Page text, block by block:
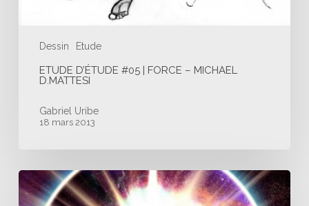
Dessin Etude
ETUDE D’ÉTUDE #05 | FORCE – MICHAEL
D.MATTESI
Gabriel Uribe
18 mars 2013
Starry
Woman